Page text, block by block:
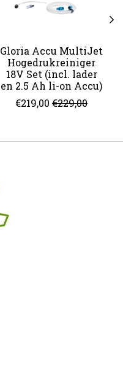
Gloria Accu MultiJet
Hogedrukreiniger
18V Set (incl. lader
en 2.5 Ah li-on Accu)
€219,00 €229,00